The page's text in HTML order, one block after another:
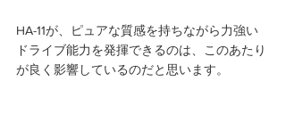
HA-11が、ピュアな質感を持ちながら力強い
ドライブ能力を発揮できるのは、このあたり
が良く影響しているのだと思います。